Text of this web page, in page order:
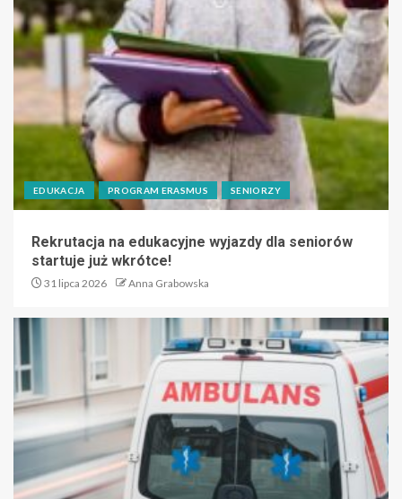
EDUKACJA PROGRAM ERASMUS SENIORZY
Rekrutacja na edukacyjne wyjazdy dla seniorów
startuje już wkrótce!
31 lipca 2026 Anna Grabowska